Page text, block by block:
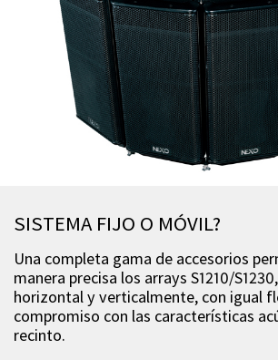
SISTEMA FIJO O MÓVIL?
Una completa gama de accesorios
manera precisa los arrays S1210/
horizontal y verticalmente, con igual
compromiso con las características
recinto.